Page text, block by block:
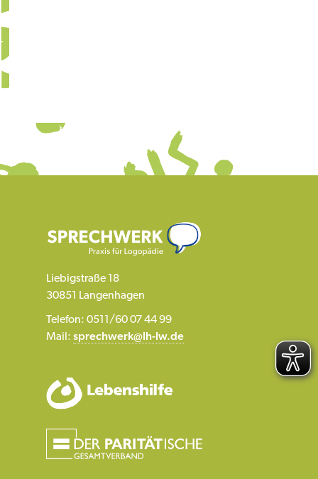
Liebigstraße 18
30851 Langenhagen
Telefon: 0511/60 07 44 99
Mail: sprechwerk@lh-lw.de